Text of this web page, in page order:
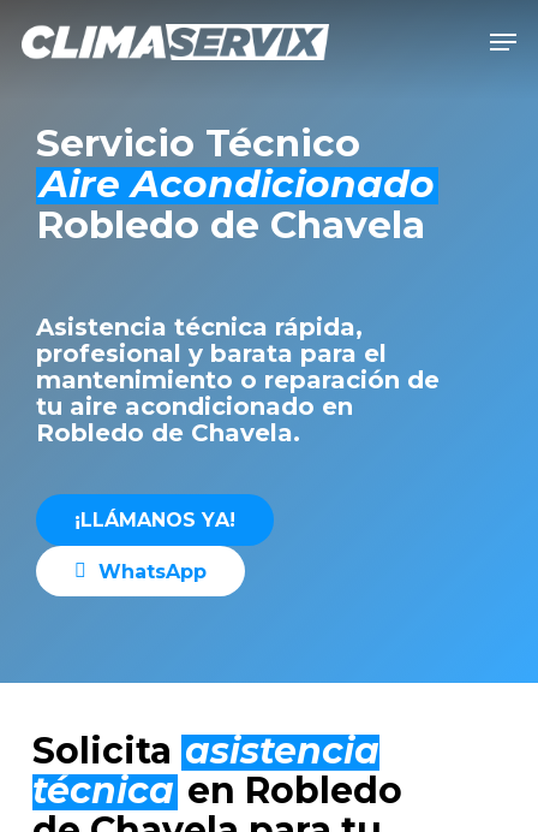
content
Servicio Técnico
Aire Acondicionado
Robledo de Chavela
Asistencia técnica rápida,
profesional y barata para el
mantenimiento o reparación de
tu aire acondicionado en
Robledo de Chavela.
¡LLÁMANOS YA!
WhatsApp
Solicita asistencia
técnica en Robledo